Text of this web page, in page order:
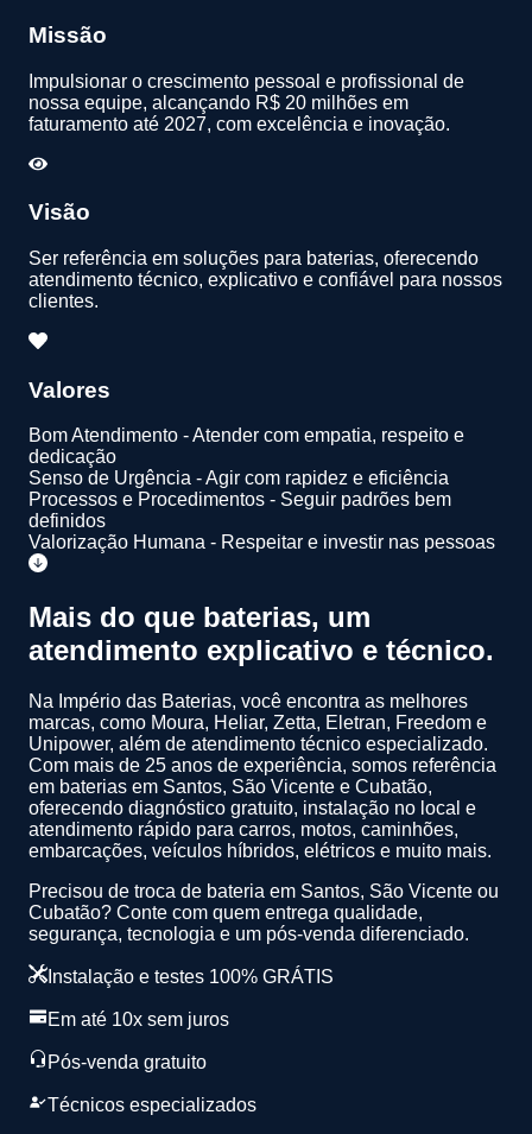
Missão
Impulsionar o crescimento pessoal e profissional de
nossa equipe, alcançando R$ 20 milhões em
faturamento até 2027, com excelência e inovação.
Visão
Ser referência em soluções para baterias, oferecendo
atendimento técnico, explicativo e confiável para nossos
clientes.
Valores
Bom Atendimento - Atender com empatia, respeito e
dedicação
Senso de Urgência - Agir com rapidez e eficiência
Processos e Procedimentos - Seguir padrões bem
definidos
Valorização Humana - Respeitar e investir nas pessoas
Mais do que baterias, um
atendimento explicativo e técnico.
Na Império das Baterias, você encontra as melhores
marcas, como Moura, Heliar, Zetta, Eletran, Freedom e
Unipower, além de atendimento técnico especializado.
Com mais de 25 anos de experiência, somos referência
em baterias em Santos, São Vicente e Cubatão,
oferecendo diagnóstico gratuito, instalação no local e
atendimento rápido para carros, motos, caminhões,
embarcações, veículos híbridos, elétricos e muito mais.
Precisou de troca de bateria em Santos, São Vicente ou
Cubatão? Conte com quem entrega qualidade,
segurança, tecnologia e um pós-venda diferenciado.
Instalação e testes 100% GRÁTIS
Em até 10x sem juros
Pós-venda gratuito
Técnicos especializados